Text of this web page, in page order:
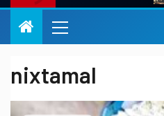
nixtamal